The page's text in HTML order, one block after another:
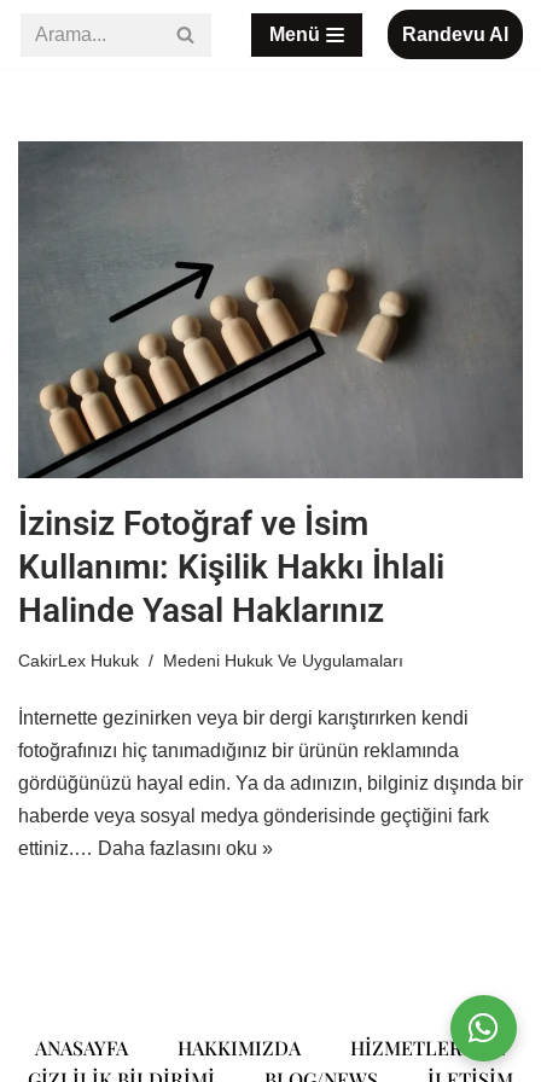
Menü Randevu Al
İzinsiz Fotoğraf ve İsim
Kullanımı: Kişilik Hakkı İhlali
Halinde Yasal Haklarınız
CakirLex Hukuk Medeni Hukuk Ve Uygulamaları
İnternette gezinirken veya bir dergi karıştırırken kendi
fotoğrafınızı hiç tanımadığınız bir ürünün reklamında
gördüğünüzü hayal edin. Ya da adınızın, bilginiz dışında bir
haberde veya sosyal medya gönderisinde geçtiğini fark
ettiniz.… Daha fazlasını oku »
ANASAYFA HAKKIMIZDA
HIZMETLERIMIZ